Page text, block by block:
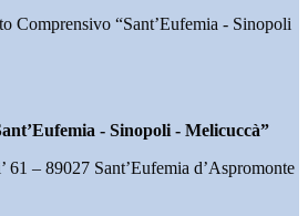
Comprensivo “Sant’Eufemia - Sinopoli
- Sinopoli - Melicuccà”
61 – 89027 Sant’Eufemia d’Aspromonte